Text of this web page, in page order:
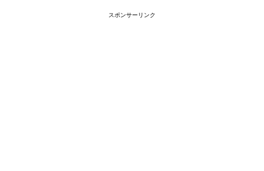
スポンサーリンク